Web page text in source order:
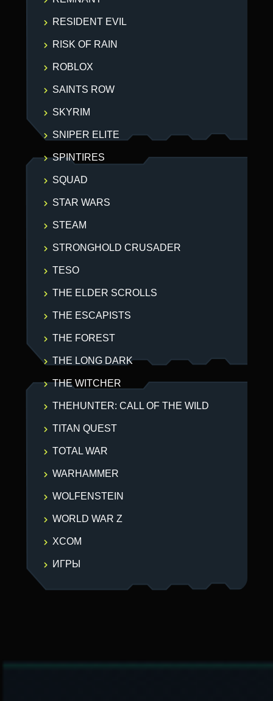
RESIDENT EVIL
RISK OF RAIN
ROBLOX
SAINTS ROW
SKYRIM
SNIPER ELITE
SPINTIRES
SQUAD
STAR WARS
STEAM
STRONGHOLD CRUSADER
TESO
THE ELDER SCROLLS
THE ESCAPISTS
THE FOREST
THE LONG DARK
THE WITCHER
THEHUNTER: CALL OF THE WILD
TITAN QUEST
TOTAL WAR
WARHAMMER
WOLFENSTEIN
WORLD WAR Z
XCOM
ИГРЫ